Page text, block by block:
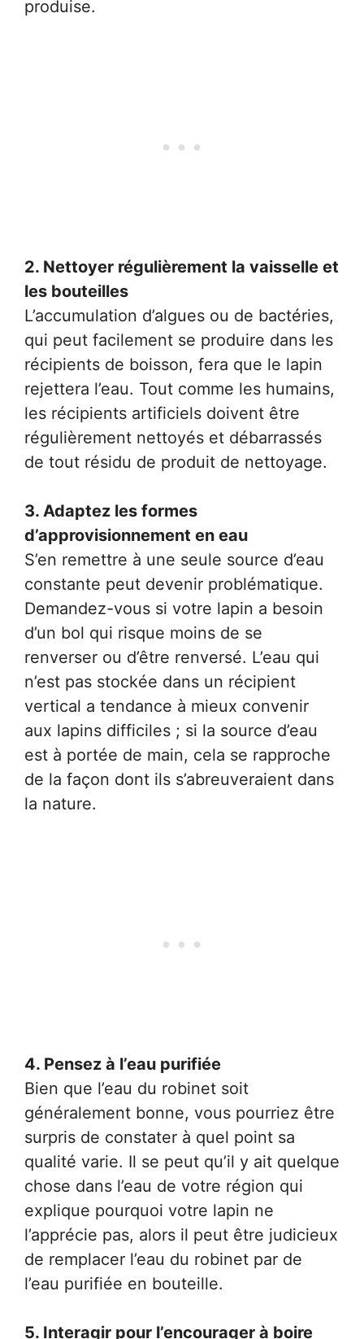
produise.
2. Nettoyer régulièrement la vaisselle et
les bouteilles
L’accumulation d’algues ou de bactéries,
qui peut facilement se produire dans les
récipients de boisson, fera que le lapin
rejettera l’eau. Tout comme les humains,
les récipients artificiels doivent être
régulièrement nettoyés et débarrassés
de tout résidu de produit de nettoyage.
3. Adaptez les formes
d’approvisionnement en eau
S’en remettre à une seule source d’eau
constante peut devenir problématique.
Demandez-vous si votre lapin a besoin
d’un bol qui risque moins de se
renverser ou d’être renversé. L’eau qui
n’est pas stockée dans un récipient
vertical a tendance à mieux convenir
aux lapins difficiles ; si la source d’eau
est à portée de main, cela se rapproche
de la façon dont ils s’abreuveraient dans
la nature.
4. Pensez à l’eau purifiée
Bien que l’eau du robinet soit
généralement bonne, vous pourriez être
surpris de constater à quel point sa
qualité varie. Il se peut qu’il y ait quelque
chose dans l’eau de votre région qui
explique pourquoi votre lapin ne
l’apprécie pas, alors il peut être judicieux
de remplacer l’eau du robinet par de
l’eau purifiée en bouteille.
5. Interagir pour l’encourager à boire